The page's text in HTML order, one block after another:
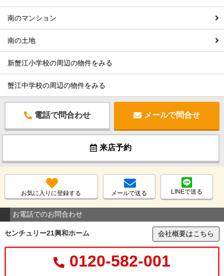
南のマンション
南の土地
新蟹江小学校の周辺の物件をみる
蟹江中学校の周辺の物件をみる
電話で問合わせ メールで問合せ
来店予約
お気に入りに登録する メールで送る LINEで送る
お電話でのお問合わせ
センチュリー21興和ホーム 会社概要はこちら
0120-582-001